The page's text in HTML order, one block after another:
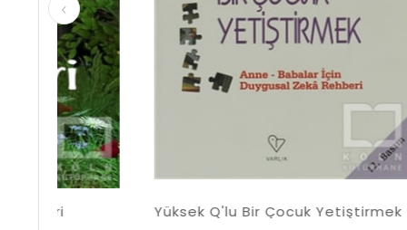
Yüksek Q'lu Bir Çocuk Yetiştirmek